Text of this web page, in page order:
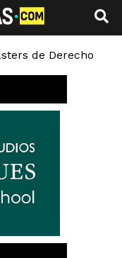
de Derecho